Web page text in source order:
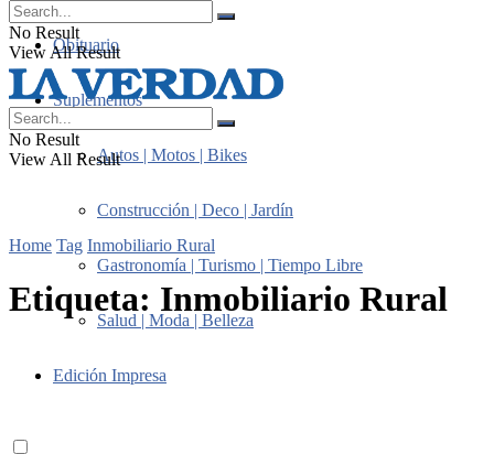
Obituario
Suplementos
Autos | Motos | Bikes
Construcción | Deco | Jardín
Gastronomía | Turismo | Tiempo Libre
Salud | Moda | Belleza
Edición Impresa
No Result
View All Result
No Result
View All Result
Home Tag Inmobiliario Rural
Etiqueta: Inmobiliario Rural